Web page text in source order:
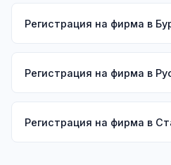
Регистрация на фирма в
Регистрация на фирма в
Регистрация на фирма в